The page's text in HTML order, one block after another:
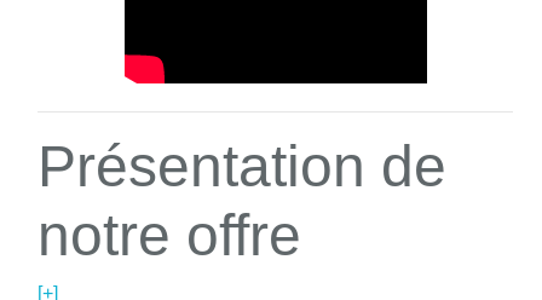
Présentation de
notre offre
[+]